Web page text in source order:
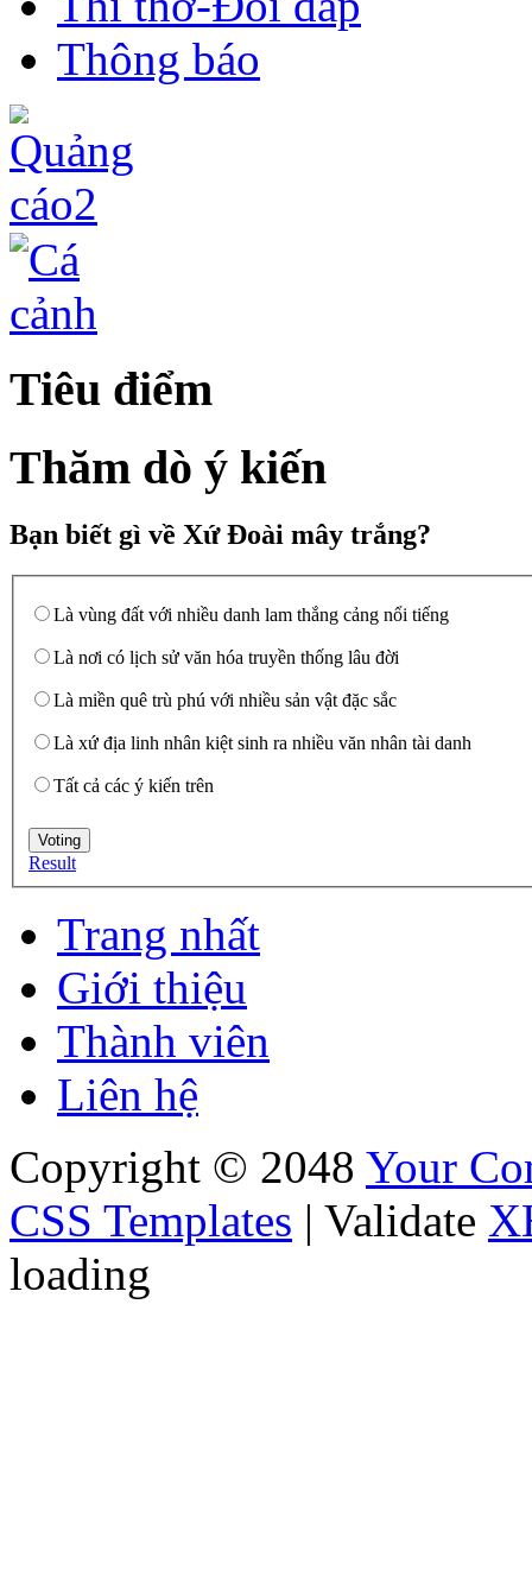
Thông báo
Tiêu điểm
Thăm dò ý kiến
Bạn biết gì về Xứ Đoài mây trắng?
Là vùng đất với nhiều danh lam thắng cảng nổi tiếng
Là nơi có lịch sử văn hóa truyền thống lâu đời
Là miền quê trù phú với nhiều sản vật đặc sắc
Là xứ địa linh nhân kiệt sinh ra nhiều văn nhân tài danh
Tất cả các ý kiến trên
Result
Trang nhất
Giới thiệu
Thành viên
Liên hệ
Copyright © 2048 Your
CSS Templates | Validate
loading